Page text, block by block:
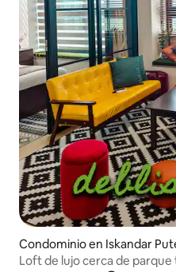
Condominio en Iskandar
Loft de lujo cerca de